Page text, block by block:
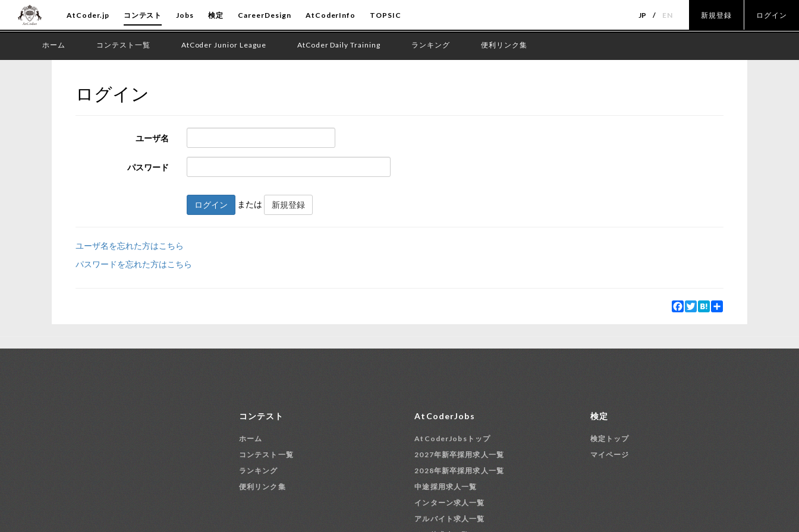
AtCoder.jp コンテスト Jobs 検定 CareerDesign AtCoderInfo TOPSIC JP EN 新規登録 ログイン
ホーム コンテスト一覧 AtCoder Junior League AtCoder Daily Training ランキング 便利リンク集
ログイン
ユーザ名
パスワード
ログイン または 新規登録
ユーザ名を忘れた方はこちら
パスワードを忘れた方はこちら
Facebook
Twitter
Hatena
コンテスト
ホーム
コンテスト一覧
ランキング
便利リンク集
AtCoderJobs
AtCoderJobsトップ
2027年新卒採用求人一覧
2028年新卒採用求人一覧
中途採用求人一覧
インターン求人一覧
アルバイト求人一覧
検定
検定トップ
マイページ